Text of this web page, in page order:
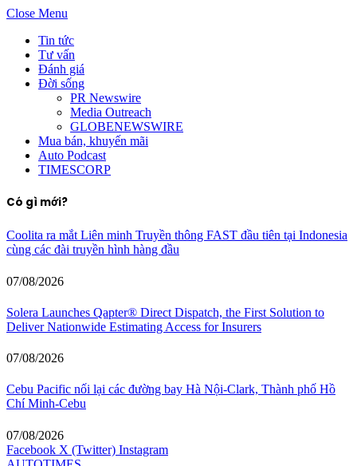
Close Menu
Tin tức
Tư vấn
Đánh giá
Đời sống
PR Newswire
Media Outreach
GLOBENEWSWIRE
Mua bán, khuyến mãi
Auto Podcast
TIMESCORP
Có gì mới?
Coolita ra mắt Liên minh Truyền thông FAST đầu tiên tại Indonesia
cùng các đài truyền hình hàng đầu
07/08/2026
Solera Launches Qapter® Direct Dispatch, the First Solution to
Deliver Nationwide Estimating Access for Insurers
07/08/2026
Cebu Pacific nối lại các đường bay Hà Nội-Clark, Thành phố Hồ
Chí Minh-Cebu
07/08/2026
Facebook X (Twitter) Instagram